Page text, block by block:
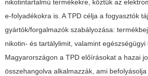
nikotintartalmú termékekre, köztük az
e-folyadékokra is. A TPD célja a fogyasztók
gyártók/forgalmazók szabályozása:
nikotin- és tartálylimit, valamint egészségügyi
Magyarországon a TPD előírásokat a hazai
összehangolva alkalmazzák, ami